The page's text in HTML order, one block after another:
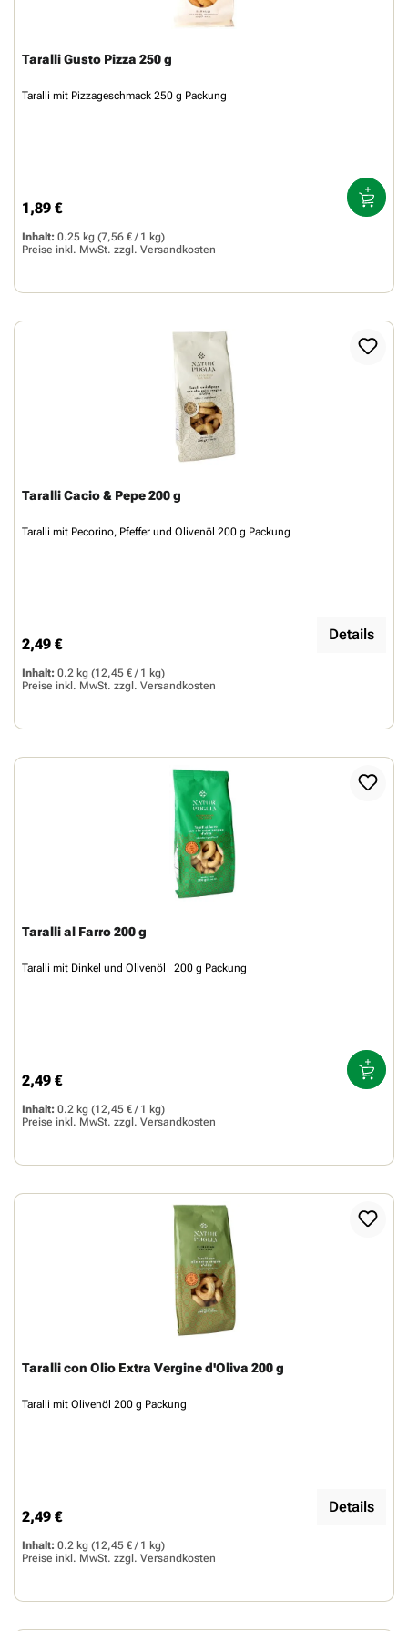
Taralli Gusto Pizza 250 g
Taralli mit Pizzageschmack 250 g Packung
Regulärer Preis:
1,89 €
Inhalt: 0.25 kg (7,56 € / 1 kg)
Preise inkl. MwSt. zzgl. Versandkosten
Taralli Cacio & Pepe 200 g
Taralli mit Pecorino, Pfeffer und Olivenöl 200 g Packung
Regulärer Preis:
2,49 €
Details
Inhalt: 0.2 kg (12,45 € / 1 kg)
Preise inkl. MwSt. zzgl. Versandkosten
Taralli al Farro 200 g
Taralli mit Dinkel und Olivenöl 200 g Packung
Regulärer Preis:
2,49 €
Inhalt: 0.2 kg (12,45 € / 1 kg)
Preise inkl. MwSt. zzgl. Versandkosten
Taralli con Olio Extra Vergine d'Oliva 200 g
Taralli mit Olivenöl 200 g Packung
Regulärer Preis:
2,49 €
Details
Inhalt: 0.2 kg (12,45 € / 1 kg)
Preise inkl. MwSt. zzgl. Versandkosten